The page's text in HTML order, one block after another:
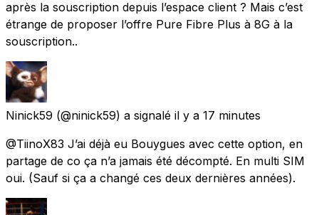
après la souscription depuis l’espace client ? Mais c’est
étrange de proposer l’offre Pure Fibre Plus à 8G à la
souscription..
Ninick59 (@ninick59) a signalé il y a 17 minutes
@TiinoX83 J’ai déjà eu Bouygues avec cette option, en
partage de co ça n’a jamais été décompté. En multi SIM
oui. (Sauf si ça a changé ces deux dernières années).